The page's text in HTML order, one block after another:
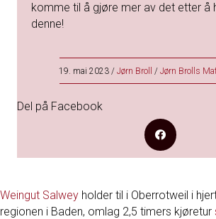
komme til å gjøre mer av det etter å
denne!
19. mai 2023 / Jørn Broll / Jørn Brolls
Del på Facebook
Weingut Salwey holder til i Oberrotweil i
regionen i Baden, omlag 2,5 timers kjøretur